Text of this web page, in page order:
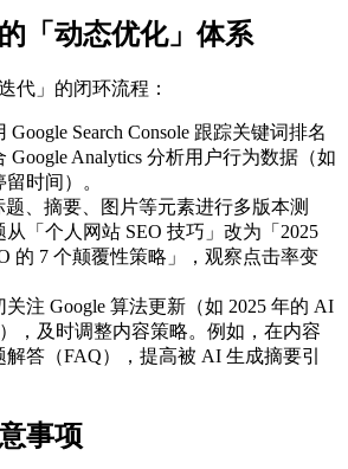
「动态优化」体系
代」的闭环流程：
Search Console 跟踪关键词排名
Google Analytics 分析用户行为数据（如
时间）。
、摘要、图片等元素进行多版本测
「个人网站 SEO 技巧」改为「2025
的 7 个颠覆性策略」，观察点击率变
注 Google 算法更新（如 2025 年的 AI
，及时调整内容策略。例如，在内容
答（FAQ），提高被 AI 生成摘要引
事项